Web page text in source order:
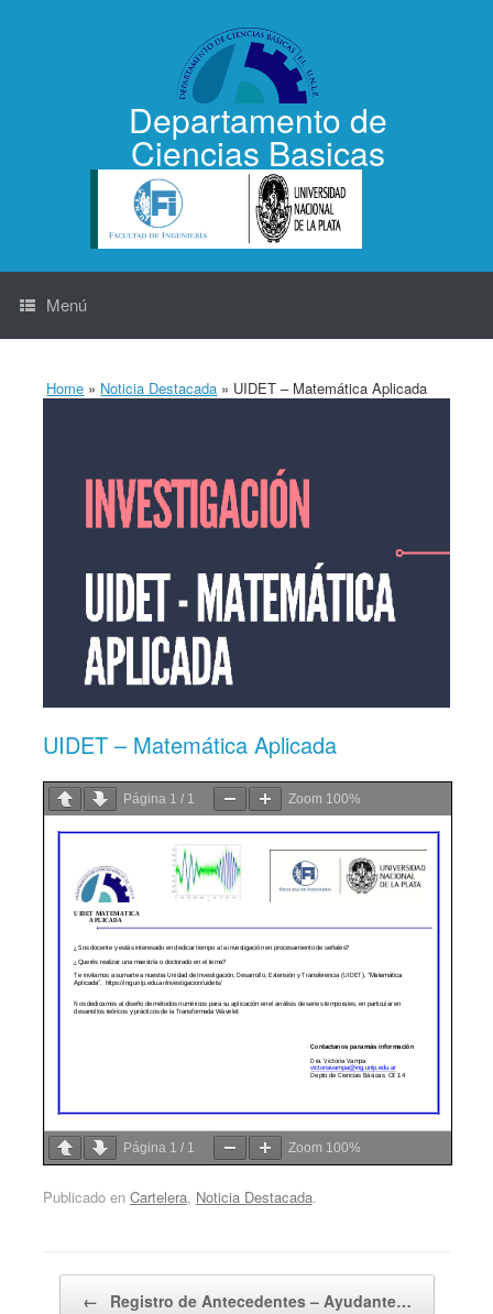
Departamento de
Ciencias Basicas
Menú
Home » Noticia Destacada » UIDET – Matemática Aplicada
UIDET – Matemática Aplicada
Página 1 / 1 Zoom 100%
Página 1 / 1 Zoom 100%
Publicado en Cartelera, Noticia Destacada.
← Registro de Antecedentes – Ayudante…